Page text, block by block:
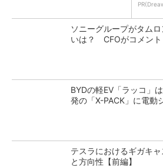
ソニーグループがタム
いは？ CFOがコメント
BYDの軽EV「ラッコ」
発の「X-PACK」に電動
テスラにおけるギガキ
と方向性【前編】